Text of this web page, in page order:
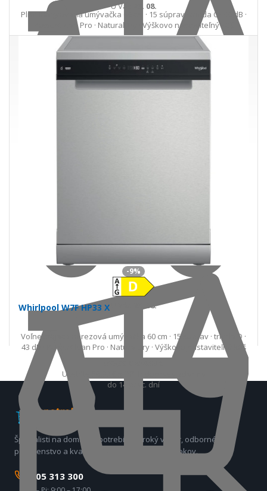
U Vás 25. 08.
Do košíka
Plne integrovaná umývačka 60 cm · 15 súprav · trieda C · 40 dB ·
PowerClean Pro · NaturalDry · Výškovo nastaviteľný kôš
Ušetríte 7,58 €s DPH · doprava zdarma
do 14 prac. dní
25. 08.
-9%
Whirlpool W7F HP33 X
Voľne stojaca nerezová umývačka 60 cm · 15 súprav · trieda D ·
43 dB · PowerClean Pro · NaturalDry · Výškovo nastaviteľný kôš
Ušetríte 56,98 €
do 14 prac. dní
Špecialisti na domáce spotrebiče. Široký výber, odborné
poradenstvo a kvalitný servis už viac ako 17 rokov.
0905 313 300